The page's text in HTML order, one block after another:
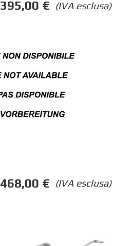
(IVA esclusa)
395,00 €
(IVA esclusa)
468,00 €